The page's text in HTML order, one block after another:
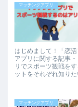
マッチングアプリ
はじめまして！「恋
アプリに関する記事
リでスポーツ観戦を
ットをそれぞれ知り
マッチングアプリ